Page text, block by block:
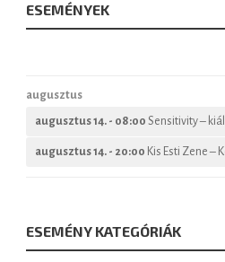
ESEMÉNYEK
augusztus
augusztus 14. - 08:00 Sensitivity –
augusztus 14. - 20:00 Kis Esti Zene –
ESEMÉNY KATEGÓRIÁK